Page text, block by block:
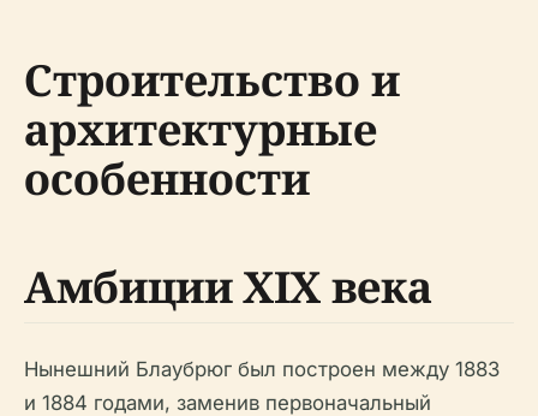
Строительство и
архитектурные
особенности
Амбиции XIX века
Нынешний Блаубрюг был построен между 1883
и 1884 годами, заменив первоначальный